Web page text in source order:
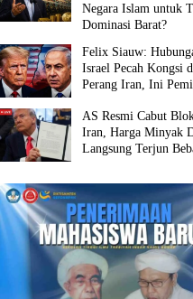
Negara Islam untuk
Dominasi Barat?
Felix Siauw:
Israel Pecah Kongsi
Perang Iran, Ini
AS Resmi Cabut
Iran, Harga Minyak
Langsung Terjun